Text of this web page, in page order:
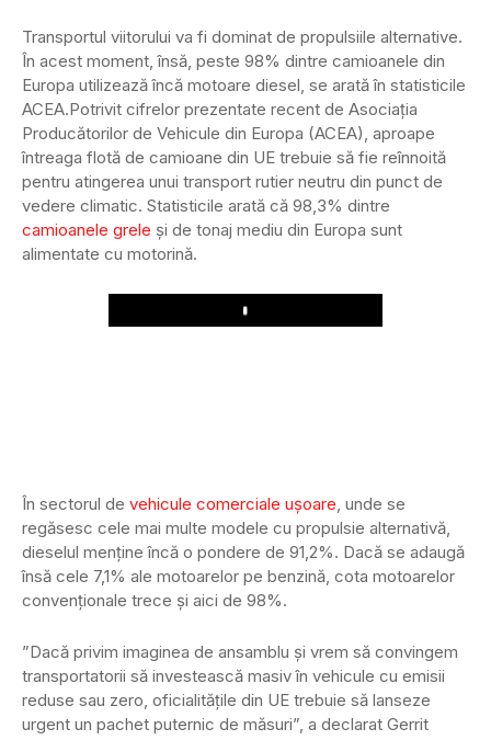
Transportul viitorului va fi dominat de propulsiile alternative.
În acest moment, însă, peste 98% dintre camioanele din
Europa utilizează încă motoare diesel, se arată în statisticile
ACEA.Potrivit cifrelor prezentate recent de Asociația
Producătorilor de Vehicule din Europa (ACEA), aproape
întreaga flotă de camioane din UE trebuie să fie reînnoită
pentru atingerea unui transport rutier neutru din punct de
vedere climatic. Statisticile arată că 98,3% dintre
camioanele grele și de tonaj mediu din Europa sunt
alimentate cu motorină.
Play
În sectorul de vehicule comerciale ușoare, unde se
regăsesc cele mai multe modele cu propulsie alternativă,
dieselul menține încă o pondere de 91,2%. Dacă se adaugă
însă cele 7,1% ale motoarelor pe benzină, cota motoarelor
convenționale trece și aici de 98%.
”Dacă privim imaginea de ansamblu și vrem să convingem
transportatorii să investească masiv în vehicule cu emisii
reduse sau zero, oficialitățile din UE trebuie să lanseze
urgent un pachet puternic de măsuri”, a declarat Gerrit